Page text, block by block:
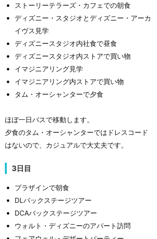
ストーリーテラーズ・カフェでの朝食
ディズニー・スタジオとディズニー・アーカ
イヴス見学
ディズニースタジオ内社食で昼食
ディズニースタジオ内ストアで買い物
イマジニアリング見学
イマジニアリング内ストアで買い物
タム・オーシャンターで夕食
ほぼ一日バスで移動します。
夕食のタム・オーシャンターではドレスコード
はないので、カジュアルで大丈夫です。
3日目
プラザインで朝食
DLバックステージツアー
DCAバックステージツアー
ウォルト・ディズニーのアパート訪問